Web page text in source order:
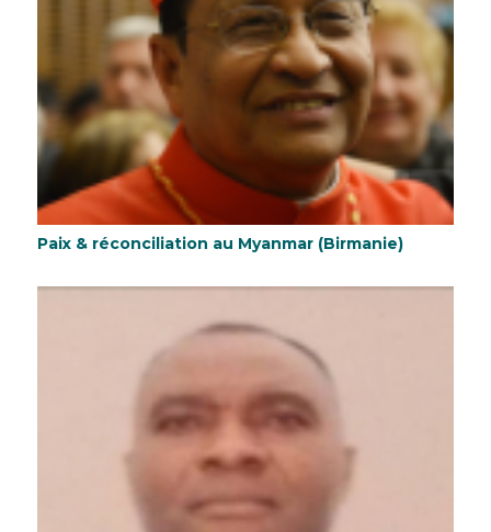
Paix & réconciliation au Myanmar (Birmanie)